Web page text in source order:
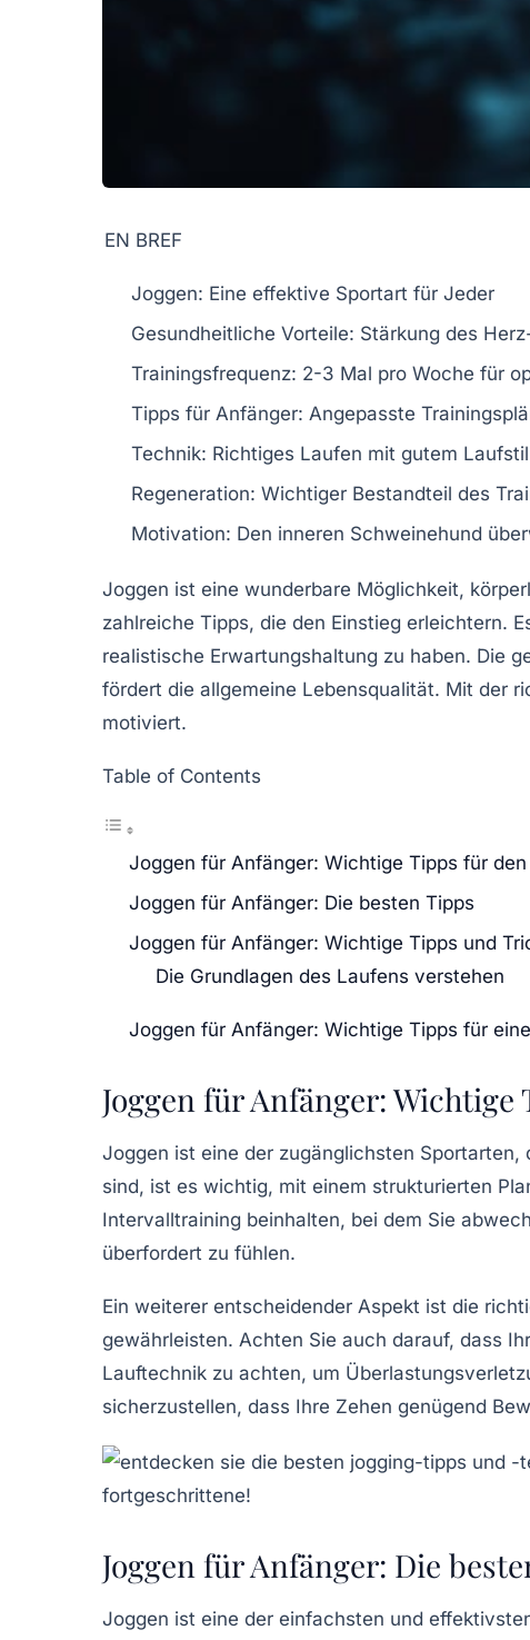
EN BREF
Joggen: Eine effektive Sportart für Jeder
Gesundheitliche Vorteile: Stärkung des
Trainingsfrequenz: 2-3 Mal pro Woche für
Tipps für Anfänger: Angepasste
Technik: Richtiges Laufen mit gutem Laufstil
Regeneration: Wichtiger Bestandteil des
Motivation: Den inneren Schweinehund
Joggen ist eine wunderbare Möglichkeit,
zahlreiche Tipps, die den Einstieg erleichtern.
realistische Erwartungshaltung zu haben. Die
fördert die allgemeine Lebensqualität. Mit der
motiviert.
Table of Contents
Joggen für Anfänger: Wichtige Tipps für den
Joggen für Anfänger: Die besten Tipps
Joggen für Anfänger: Wichtige Tipps und
Die Grundlagen des Laufens verstehen
Joggen für Anfänger: Wichtige Tipps für
Joggen für Anfänger:
Joggen ist eine der zugänglichsten
sind, ist es wichtig, mit einem strukturierten
Intervalltraining beinhalten, bei dem Sie
überfordert zu fühlen.
Ein weiterer entscheidender Aspekt ist die
gewährleisten. Achten Sie auch darauf, dass
Lauftechnik zu achten, um
sicherzustellen, dass Ihre Zehen genügend
Joggen für Anfänger: Die
Joggen ist eine der einfachsten und